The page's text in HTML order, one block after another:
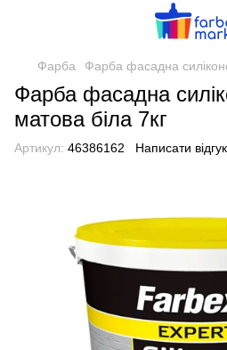
Фарба Фарба фасадна
Фарба фасадна
матова біла 7кг
Артикул: 46386162 Написати відгук